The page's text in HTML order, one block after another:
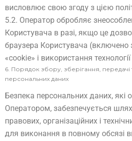
висловлює свою згоду з цією
5.2. Оператор обробляє
Користувача в разі, якщо це
браузера Користувача (включено
«cookie» і використання
6. Порядок збору, зберігання, передачі
персональних даних
Безпека персональних даних, які
Оператором, забезпечується
правових, організаційних і
для виконання в повному обсязі